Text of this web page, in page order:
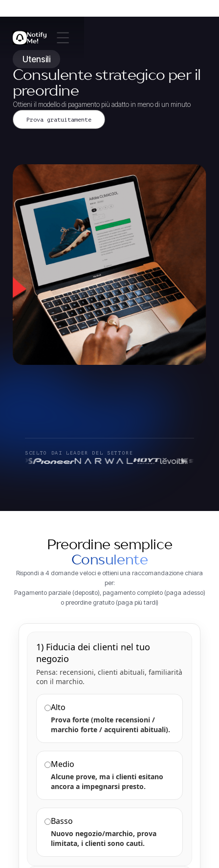
Utensili
Consulente strategico per il
preordine
Ottieni il modello di pagamento più adatto in meno di un minuto
Prova gratuitamente
SCELTO DAI LEADER DEL SETTORE
Preordine semplice
Consulente
Rispondi a 4 domande veloci e ottieni una raccomandazione chiara
per:
Pagamento parziale (deposito), pagamento completo (paga adesso)
o preordine gratuito (paga più tardi)
1) Fiducia dei clienti nel tuo
negozio
Pensa: recensioni, clienti abituali, familiarità
con il marchio.
Alto
Prova forte (molte recensioni /
marchio forte / acquirenti abituali).
Medio
Alcune prove, ma i clienti esitano
ancora a impegnarsi presto.
Basso
Nuovo negozio/marchio, prova
limitata, i clienti sono cauti.